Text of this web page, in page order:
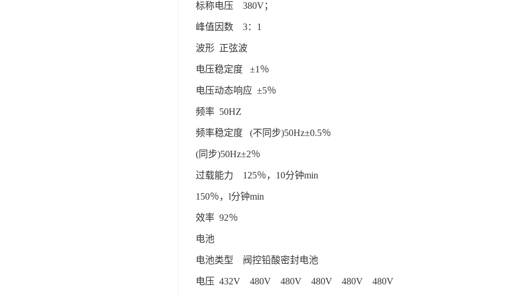
标称电压 380V；
峰值因数 3：1
波形 正弦波
电压稳定度 ±1％
电压动态响应 ±5％
频率 50HZ
频率稳定度 (不同步)50Hz±0.5％
(同步)50Hz±2％
过载能力 125％，10分钟min
150％，l分钟min
效率 92％
电池
电池类型 阀控铅酸密封电池
电压 432V 480V 480V 480V 480V 480V